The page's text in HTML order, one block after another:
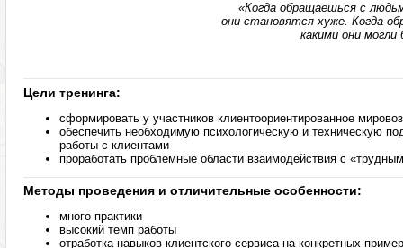
«Когда обращаешься с
они становятся хуже. Когда
какими они
Цели тренинга:
сформировать у участников клиентоориентированное
обеспечить необходимую психологическую и техническую
работы с клиентами
проработать проблемные области взаимодействия с
Методы проведения и отличительные особенности:
много практики
высокий темп работы
отработка навыков клиентского сервиса на конкретных